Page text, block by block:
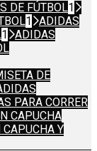
DE FÚTBOL1
1
ADIDAS
1
ADIDAS
DE
PARA CORRER
CAPUCHA
Y